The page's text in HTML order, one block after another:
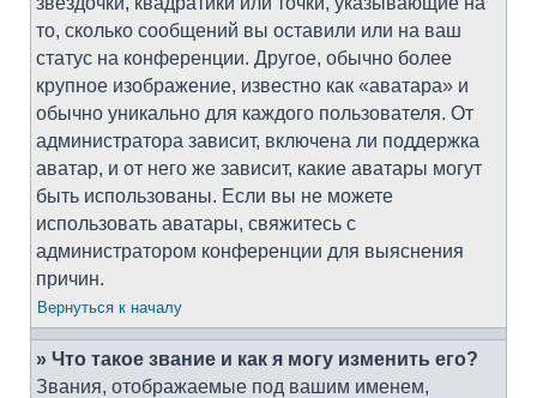
то, сколько сообщений вы оставили или на ваш
статус на конференции. Другое, обычно более
крупное изображение, известно как «аватара» и
обычно уникально для каждого пользователя. От
администратора зависит, включена ли поддержка
аватар, и от него же зависит, какие аватары могут
быть использованы. Если вы не можете
использовать аватары, свяжитесь с
администратором конференции для выяснения
причин.
Вернуться к началу
» Что такое звание и как я могу изменить его?
Звания, отображаемые под вашим именем,